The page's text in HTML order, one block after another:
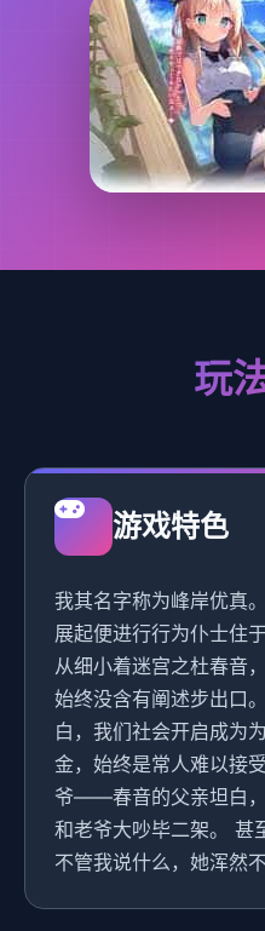
玩
游戏特色
我其名字称为峰岸优真
展起便进行行为仆士住
从细小着迷宫之杜春音
始终没含有阐述步出口
白，我们社会开启成为
金，始终是常人难以接
爷——春音的父亲坦白
和老爷大吵毕二架。 甚
不管我说什么，她浑然